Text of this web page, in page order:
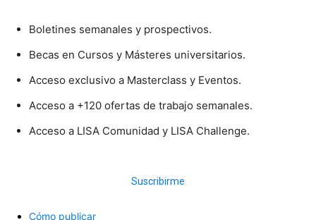
Boletines semanales y prospectivos.
Becas en Cursos y Másteres universitarios.
Acceso exclusivo a Masterclass y Eventos.
Acceso a +120 ofertas de trabajo semanales.
Acceso a LISA Comunidad y LISA Challenge.
Suscribirme
Cómo publicar